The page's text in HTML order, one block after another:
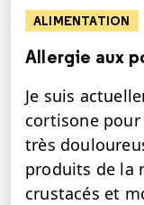
ALIMENTATION
Allergie aux
Je suis
cortisone
très
produits de la
crustacés et